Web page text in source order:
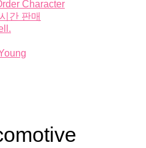
Character
간 판매